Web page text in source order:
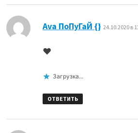
Ava ПоПуГаЙ {} 24.10.2020 в
❤️
Загрузка...
ОТВЕТИТЬ